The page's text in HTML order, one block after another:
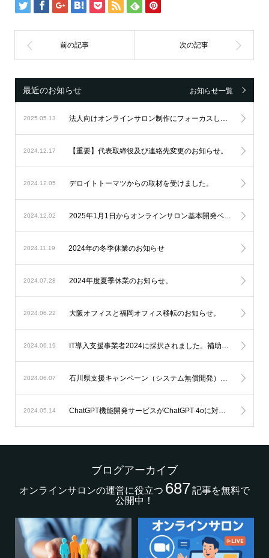
最近のお知らせ お知らせ一覧
2025.05.13 法人向けオンラインサロン制作にフォーカスし続け、設立6周年を迎えました。
2024.12.17 【重要】代表取締役及び連絡先変更のお知らせ。
2024.12.05 デロイトトーマツからの取材を受けました。
2024.12.02 2025年1月1日からオンラインサロン基本開発ベースシステムの料金改定を実施します。
2024.11.19 2024年の冬季休業のお知らせ
2024.07.28 2024年度夏季休業のお知らせ。
2024.06.22 大阪オフィスと福岡オフィス移転のお知らせ。
2024.06.19 IT導入支援事業者2024に採択されました。補助金を利用したオンラインサロン開発が可能になります。
2024.06.07 石川県支援キャンペーン（システム無償開発）延長のお知らせ。
2024.05.14 ChatGPT機能開発サービスがChatGPT 4oに対応します。
ブログアーカイブ
オンラインサロンの運営に役立つ 687記事を無料で
公開中！